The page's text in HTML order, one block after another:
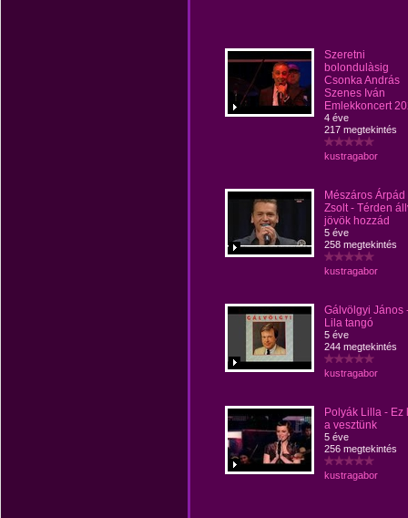
Szeretni
bolondulàsig
Csonka András
Szenes Iván
Emlekkoncert
4 éve
217 megtekintés
kustragabor
Mészáros Árpád
Zsolt - Térden
jövök hozzád
5 éve
258 megtekintés
kustragabor
Gálvölgyi János
Lila tangó
5 éve
244 megtekintés
kustragabor
Polyák Lilla - Ez
a vesztünk
5 éve
256 megtekintés
kustragabor